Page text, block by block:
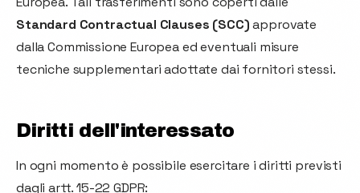
Standard Contractual Clauses (SCC)approvate
dalla Commissione Europea ed eventuali misure
tecniche supplementari adottate dai fornitori stessi.
Diritti dell'interessato
In ogni momento è possibile esercitare i diritti previsti
dagli artt. 15-22 GDPR: